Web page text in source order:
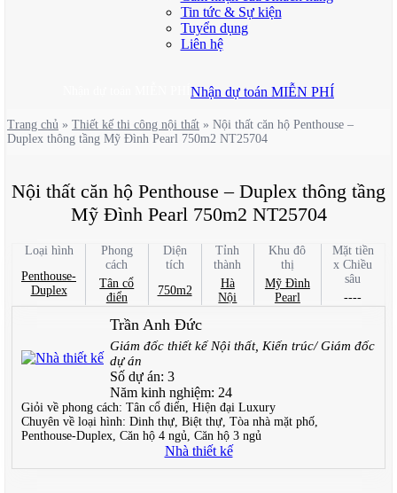
Tin tức & Sự kiện
Tuyển dụng
Liên hệ
Nhận dự toán MIỄN PHÍ
Trang chủ » Thiết kế thi công nội thất » Nội thất căn hộ Penthouse –
Duplex thông tầng Mỹ Đình Pearl 750m2 NT25704
Nội thất căn hộ Penthouse – Duplex thông tầng
Mỹ Đình Pearl 750m2 NT25704
Loại hình
Penthouse-
Duplex
Phong
cách
Tân cổ
điển
Diện
tích
750m2
Tỉnh
thành
Hà
Nội
Khu đô
thị
Mỹ Đình
Pearl
Mặt tiền
x Chiều
sâu
----
Trần Anh Đức
Giám đốc thiết kế Nội thất, Kiến trúc/ Giám đốc
dự án
Số dự án: 3
Năm kinh nghiệm: 24
Giỏi về phong cách: Tân cổ điển, Hiện đại Luxury
Chuyên về loại hình: Dinh thự, Biệt thự, Tòa nhà mặt phố,
Penthouse-Duplex, Căn hộ 4 ngủ, Căn hộ 3 ngủ
Nhà thiết kế